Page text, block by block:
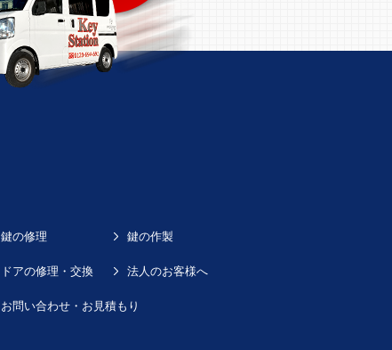
鍵の修理 鍵の作製
ドアの修理・交換 法人のお客様へ
お問い合わせ・お見積もり